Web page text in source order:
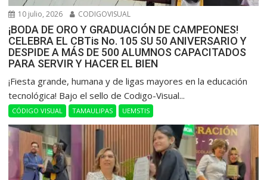
10 julio, 2026 CODIGOVISUAL
¡BODA DE ORO Y GRADUACIÓN DE CAMPEONES!
CELEBRA EL CBTis No. 105 SU 50 ANIVERSARIO Y
DESPIDE A MÁS DE 500 ALUMNOS CAPACITADOS
PARA SERVIR Y HACER EL BIEN
​¡Fiesta grande, humana y de ligas mayores en la educación
tecnológica! Bajo el sello de Codigo-Visual...
CÓDIGO VISUAL TAMAULIPAS UEMSTIS